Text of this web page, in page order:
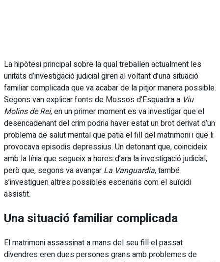
La hipòtesi principal sobre la qual treballen actualment les
unitats d’investigació judicial giren al voltant d’una situació
familiar complicada que va acabar de la pitjor manera possible.
Segons van explicar fonts de Mossos d’Esquadra a Viu
Molins de Rei, en un primer moment es va investigar que el
desencadenant del crim podria haver estat un brot derivat d’un
problema de salut mental que patia el fill del matrimoni i que li
provocava episodis depressius. Un detonant que, coincideix
amb la línia que segueix a hores d’ara la investigació judicial,
però que, segons va avançar La Vanguardia, també
s’investiguen altres possibles escenaris com el suïcidi
assistit.
Una situació familiar complicada
El matrimoni assassinat a mans del seu fill el passat
divendres eren dues persones grans amb problemes de